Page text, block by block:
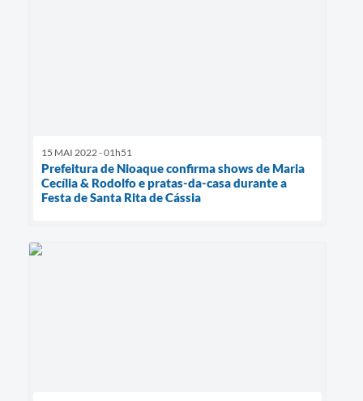
15 MAI 2022 - 01h51
Prefeitura de Nioaque confirma shows de Maria
Cecília & Rodolfo e pratas-da-casa durante a
Festa de Santa Rita de Cássia